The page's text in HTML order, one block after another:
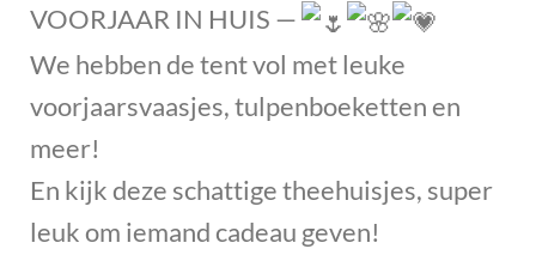
VOORJAAR IN HUIS —
We hebben de tent vol met leuke
voorjaarsvaasjes, tulpenboeketten en
meer!
En kijk deze schattige theehuisjes, super
leuk om iemand cadeau geven!